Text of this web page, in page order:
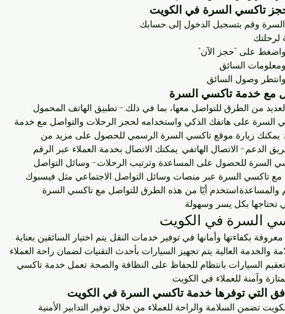
تاكسي السرة في الكويت
وقم بتسجيل الدخول إلى حسابك.
لرحلتك.
واضغط على "حجز الآن".
السائق.
وصول السائق.
مع خدمة تاكسي السرة
من الطرق للتواصل معها، بما في ذلك:- تطبيق الهاتف المحمول:
السرة على هاتفك الذكي واستخدامه لحجز الرحلات والتواصل مع خدمة
يمكنك زيارة موقع تاكسي السرة الرسمي للحصول على مزيد من
الدعم.- الاتصال الهاتفي: يمكنك الاتصال بخدمة العملاء عبر الرقم
السرة للحصول على المساعدة وترتيب الرحلات.- وسائل التواصل
مع تاكسي السرة عبر منصات وسائل التواصل الاجتماعي مثل فيسبوك
والمساعدة.استخدم أيًا من هذه الطرق للتواصل مع تاكسي السرة
تحتاجها بكل يسر وسهولة.
السرة في الكويت
بكفاءتها وأمانها في توفير خدمات النقل. يتم اختيار السائقين بعناية
والخدمة العالية. يتم تجهيز السيارات بأحدث التقنيات لضمان راحة العملاء
السيارات بانتظام للحفاظ على النظافة والصحة. تعمل خدمة تاكسي
وآمنة للعملاء في الكويت.
التي توفرها خدمة تاكسي السرة في الكويت
تضمن السلامة والراحة للعملاء من خلال توفير التدابير الأمنية